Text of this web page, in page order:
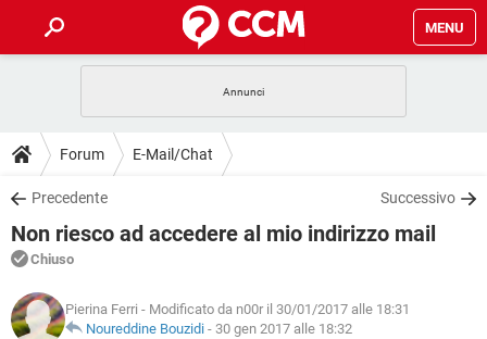
MENU
INTRATTENIMENTO
iOS
INSTAGRAM WHATSAPP
TIKTOK
HARDWARE
GUIDE
COVID-19
iOS
INSTAGRAM
TIKTOK FACEBOOK
DOWNLOAD
COVID-19 GAMING
INTRATTENIMENTO
iOS WINDOWS 10
FORUM
COVID-19
INTRATTENIMENTO ANDROID
GLOSSARIO
Forum E-Mail/Chat
Precedente Successivo
Non riesco ad accedere al mio indirizzo mail
Chiuso
Pierina Ferri - Modificato da n00r il 30/01/2017 alle 18:31
Noureddine Bouzidi - 30 gen 2017 alle 18:32